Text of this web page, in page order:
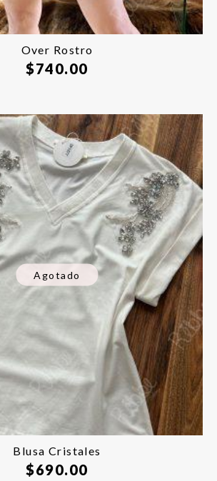
Over Rostro
$740.00
Agotado
Blusa Cristales
$690.00